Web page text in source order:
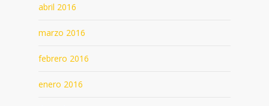
abril 2016
marzo 2016
febrero 2016
enero 2016